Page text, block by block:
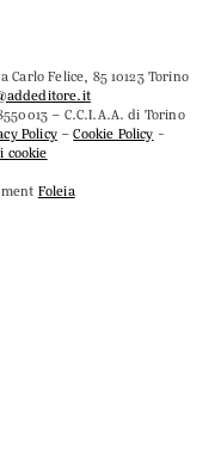
Felice, 85 10123 Torino
– C.C.I.A.A. di Torino
Policy–Cookie Policy -
cookie
Foleia